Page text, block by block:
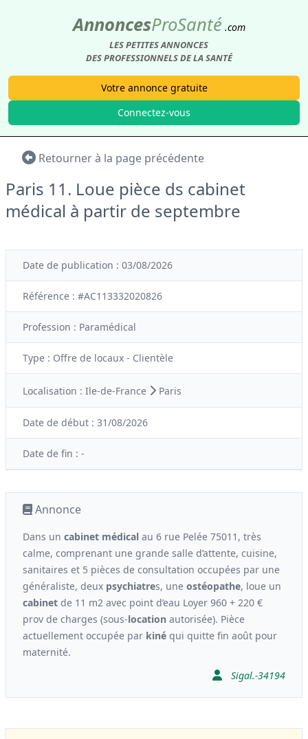
AnnoncesProSanté .com
LES PETITES ANNONCES
DES PROFESSIONNELS DE LA SANTÉ
Votre annonce gratuite
Connectez-vous
Retourner à la page précédente
Paris 11. Loue pièce ds cabinet
médical à partir de septembre
Date de publication : 03/08/2026
Référence : #AC113332020826
Profession : Paramédical
Type : Offre de locaux - Clientèle
Localisation : Ile-de-France Paris
Date de début : 31/08/2026
Date de fin : -
Annonce
Dans un cabinet médical au 6 rue Pelée 75011, très
calme, comprenant une grande salle d’attente, cuisine,
sanitaires et 5 pièces de consultation occupées par une
généraliste, deux psychiatres, une ostéopathe, loue un
cabinet de 11 m2 avec point d’eau Loyer 960 + 220 €
prov de charges (sous-location autorisée). Pièce
actuellement occupée par kiné qui quitte fin août pour
maternité.
Sigal.-34194